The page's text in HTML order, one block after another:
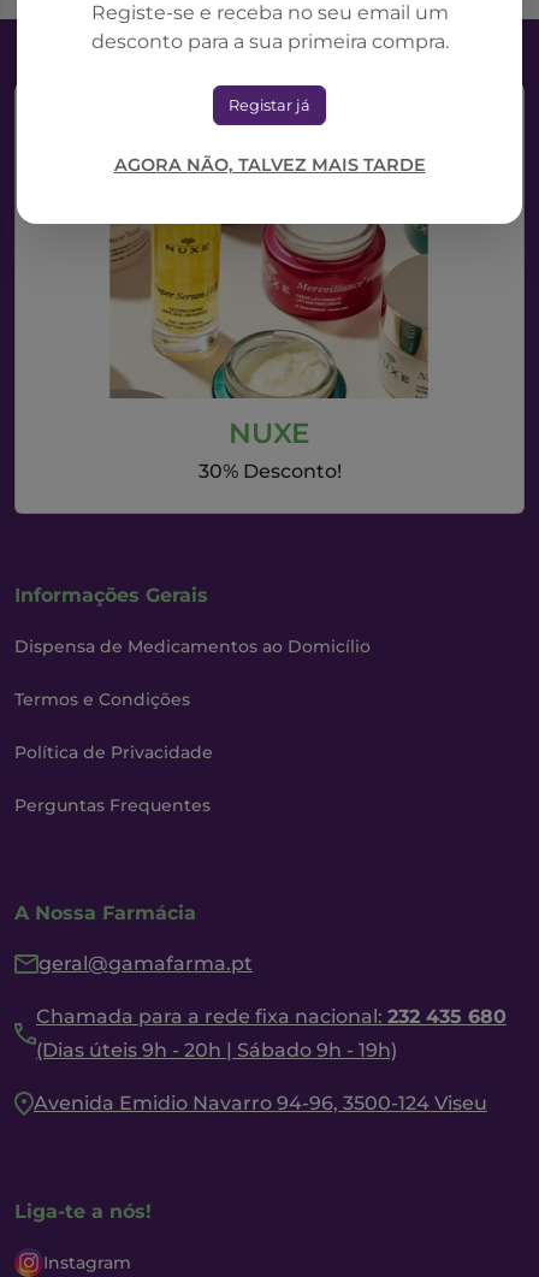
Registe-se e receba no seu email um
desconto para a sua primeira compra.
Registar já
AGORA NÃO, TALVEZ MAIS TARDE
NUXE
30% Desconto!
Informações Gerais
Dispensa de Medicamentos ao Domicílio
Termos e Condições
Política de Privacidade
Perguntas Frequentes
A Nossa Farmácia
geral@gamafarma.pt
Chamada para a rede fixa nacional: 232 435 680
(Dias úteis 9h - 20h | Sábado 9h - 19h)
Avenida Emidio Navarro 94-96, 3500-124 Viseu
Liga-te a nós!
Instagram